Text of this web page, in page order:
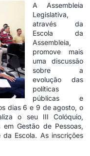
A Assembleia
Legislativa,
através da
Escola da
Assembleia,
promove mais
uma discussão
sobre a
evolução das
políticas
públicas e
dias 6 e 9 de agosto, o
o seu III Colóquio,
Gestão de Pessoas,
Escola. As inscrições